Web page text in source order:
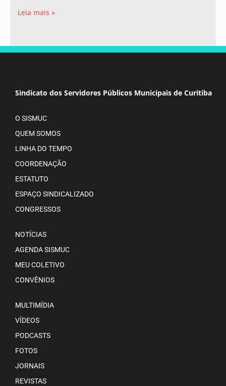
Leia mais »
Sindicato dos Servidores Públicos Municipais de Curitiba
O SISMUC
QUEM SOMOS
LINHA DO TEMPO
COORDENAÇÃO
ESTATUTO
ESPAÇO SINDICALIZADO
CONGRESSOS
NOTÍCIAS
AGENDA SISMUC
MEU COLETIVO
CONVÊNIOS
MULTIMÍDIA
VÍDEOS
PODCASTS
FOTOS
JORNAIS
REVISTAS